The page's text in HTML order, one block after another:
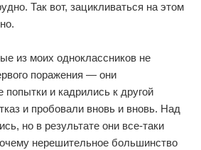
Так вот, зацикливаться на этом
из моих одноклассников не
поражения — они
и кадрились к другой
и пробовали вновь и вновь. Над
но в результате они все-таки
нерешительное большинство